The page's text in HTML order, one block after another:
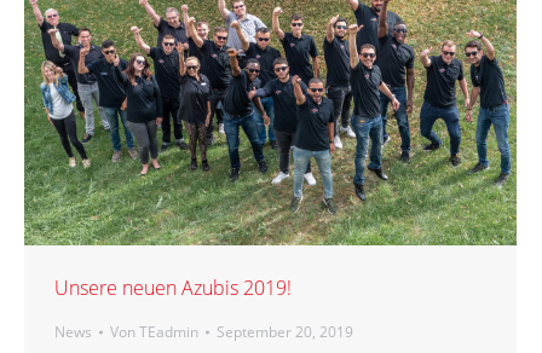
Unsere neuen Azubis 2019!
News VonTEadmin September 20, 2019